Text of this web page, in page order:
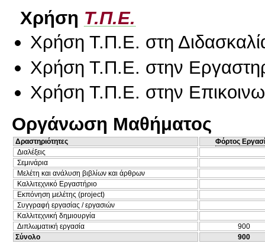
Χρήση Τ.Π.Ε.
Χρήση Τ.Π.Ε. στη
Χρήση Τ.Π.Ε. στην
Χρήση Τ.Π.Ε. στην
Οργάνωση Μαθήματος
Δραστηριότητες
Φόρτος
Διαλέξεις
Σεμινάρια
Μελέτη και ανάλυση βιβλίων και άρθρων
Καλλιτεχνικό Εργαστήριο
Εκπόνηση μελέτης (project)
Συγγραφή εργασίας / εργασιών
Καλλιτεχνική δημιουργία
Διπλωματική εργασία
900
Σύνολο
900